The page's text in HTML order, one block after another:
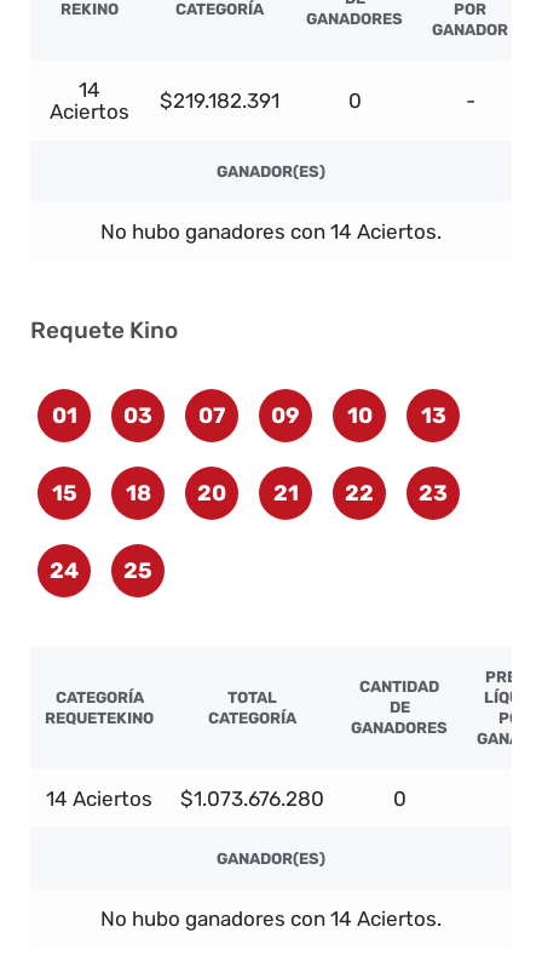
REKINO CATEGORÍA
GANADORES
POR
GANADOR
14
Aciertos
$219.182.391 0 -
GANADOR(ES)
No hubo ganadores con 14 Aciertos.
Requete Kino
01 03 07 09 10 13
15 18 20 21 22 23
24 25
CATEGORÍA
REQUETEKINO
TOTAL
CATEGORÍA
CANTIDAD
DE
GANADORES
POR
14 Aciertos $1.073.676.280 0
GANADOR(ES)
No hubo ganadores con 14 Aciertos.